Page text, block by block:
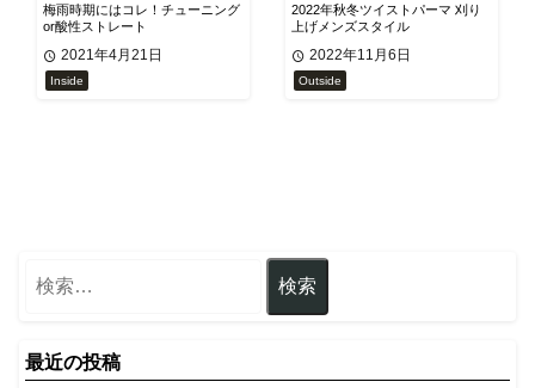
梅雨時期にはコレ！チューニング
or酸性ストレート
2021年4月21日
Inside
2022年秋冬ツイストパーマ 刈り
上げメンズスタイル
2022年11月6日
Outside
最近の投稿